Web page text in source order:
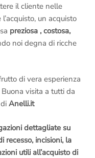
il cliente nelle
un acquisto
preziosa , costosa,
noi degna di ricche
di vera esperienza
visita a tutti da
Anelli.it
dettagliate su
recesso, incisioni, la
utili all’acquisto di